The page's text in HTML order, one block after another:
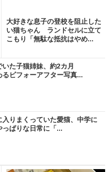
大好きな息子の登校を阻止した
い猫ちゃん ランドセルに立て
こもり「無駄な抵抗はやめ...
た子猫姉妹、約2カ月
ビフォーアフター写真...
りまくっていた愛猫、中学に
ぱりな日常に「...